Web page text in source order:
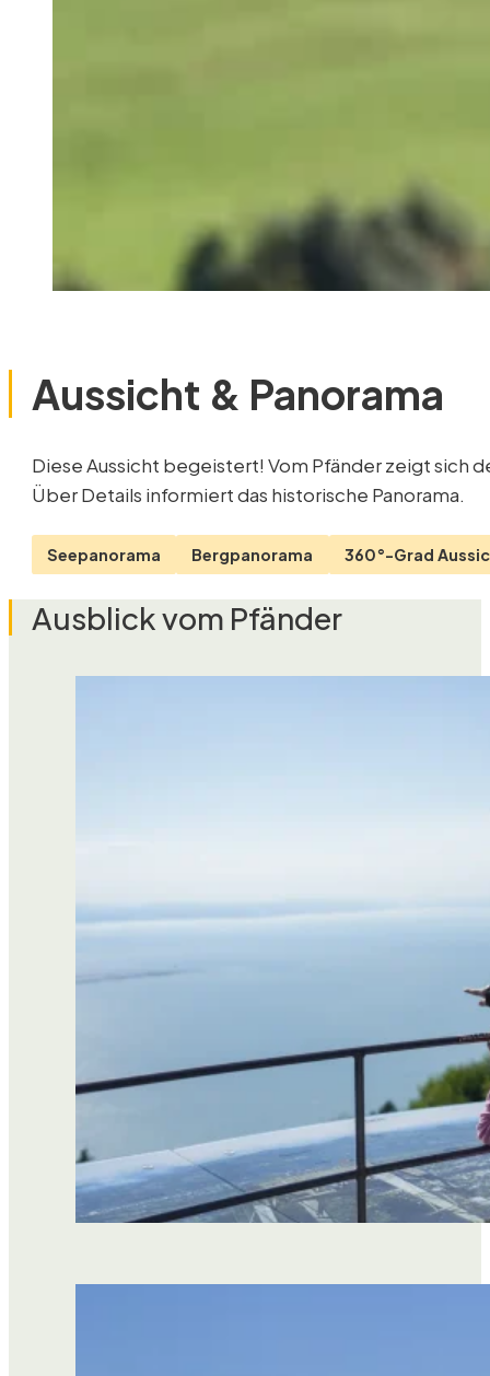
Aussicht & Panorama
Diese Aussicht begeistert! Vom Pfänder zeigt sich der Bodensee in ganzer Größe. Der Rundumblick reicht auf über 240 Alpengipfel in Österreich, Deutschland und der Schweiz.
Über Details informiert das historische Panorama.
Seepanorama Bergpanorama 360°-Grad
Ausblick vom Pfänder